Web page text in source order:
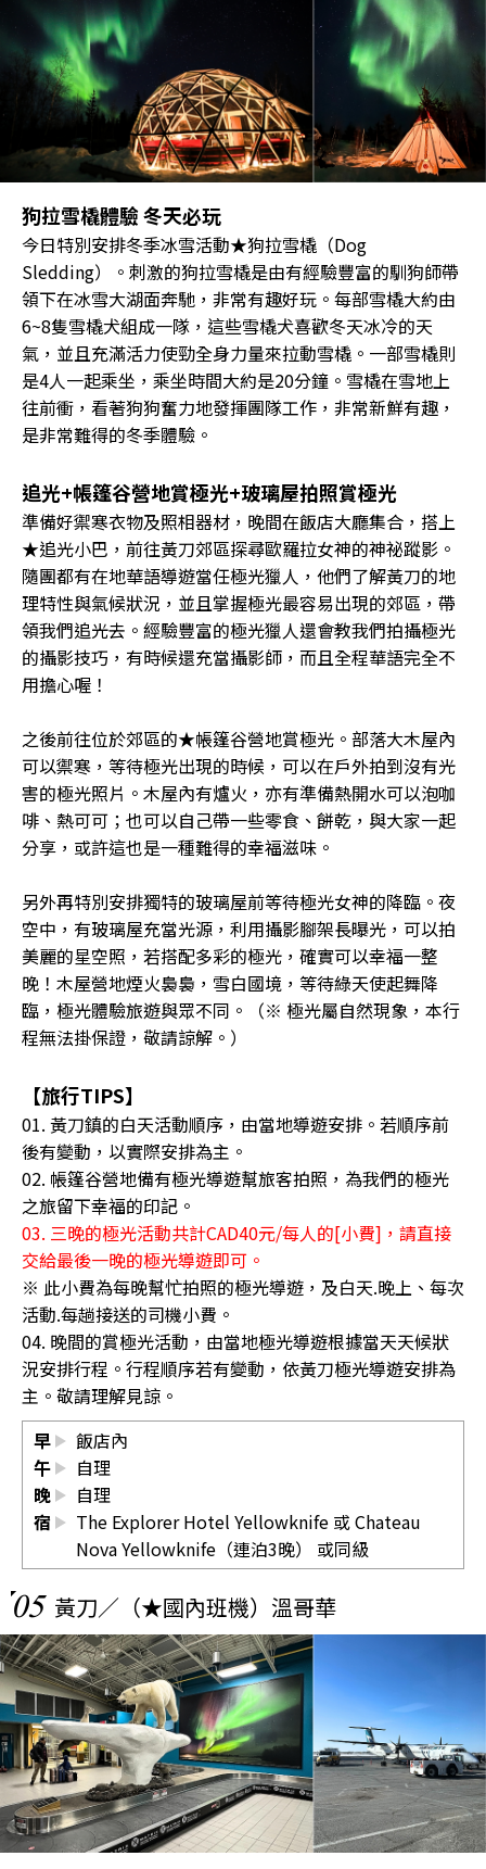
狗拉雪橇體驗 冬天必玩
今日特別安排冬季冰雪活動★狗拉雪橇（Dog
Sledding）。刺激的狗拉雪橇是由有經驗豐富的馴狗師帶
領下在冰雪大湖面奔馳，非常有趣好玩。每部雪橇大約由
6~8隻雪橇犬組成一隊，這些雪橇犬喜歡冬天冰冷的天
氣，並且充滿活力使勁全身力量來拉動雪橇。一部雪橇則
是4人一起乘坐，乘坐時間大約是20分鐘。雪橇在雪地上
往前衝，看著狗狗奮力地發揮團隊工作，非常新鮮有趣，
是非常難得的冬季體驗。
追光+帳篷谷營地賞極光+玻璃屋拍照賞極光
準備好禦寒衣物及照相器材，晚間在飯店大廳集合，搭上
★追光小巴，前往黃刀郊區探尋歐羅拉女神的神祕蹤影。
隨團都有在地華語導遊當任極光獵人，他們了解黃刀的地
理特性與氣候狀況，並且掌握極光最容易出現的郊區，帶
領我們追光去。經驗豐富的極光獵人還會教我們拍攝極光
的攝影技巧，有時候還充當攝影師，而且全程華語完全不
用擔心喔！
之後前往位於郊區的★帳篷谷營地賞極光。部落大木屋內
可以禦寒，等待極光出現的時候，可以在戶外拍到沒有光
害的極光照片。木屋內有爐火，亦有準備熱開水可以泡咖
啡、熱可可；也可以自己帶一些零食、餅乾，與大家一起
分享，或許這也是一種難得的幸福滋味。
另外再特別安排獨特的玻璃屋前等待極光女神的降臨。夜
空中，有玻璃屋充當光源，利用攝影腳架長曝光，可以拍
美麗的星空照，若搭配多彩的極光，確實可以幸福一整
晚！木屋營地煙火裊裊，雪白國境，等待綠天使起舞降
臨，極光體驗旅遊與眾不同。（※ 極光屬自然現象，本行
程無法掛保證，敬請諒解。）
【旅行TIPS】
01. 黃刀鎮的白天活動順序，由當地導遊安排。若順序前
後有變動，以實際安排為主。
02. 帳篷谷營地備有極光導遊幫旅客拍照，為我們的極光
之旅留下幸福的印記。
03. 三晚的極光活動共計CAD40元/每人的[小費]，請直接
交給最後一晚的極光導遊即可。
※ 此小費為每晚幫忙拍照的極光導遊，及白天.晚上、每次
活動.每趟接送的司機小費。
04. 晚間的賞極光活動，由當地極光導遊根據當天天候狀
況安排行程。行程順序若有變動，依黃刀極光導遊安排為
主。敬請理解見諒。
早
飯店內
午
自理
晚
自理
宿
The Explorer Hotel Yellowknife 或 Chateau
Nova Yellowknife（連泊3晚） 或同級
05 黃刀／（★國內班機）溫哥華